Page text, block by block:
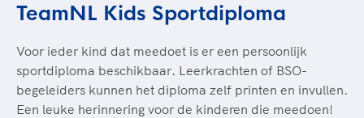
TeamNL Kids Sportdiploma
Voor ieder kind dat meedoet is er een persoonlijk
sportdiploma beschikbaar. Leerkrachten of BSO-
begeleiders kunnen het diploma zelf printen en invullen.
Een leuke herinnering voor de kinderen die meedoen!